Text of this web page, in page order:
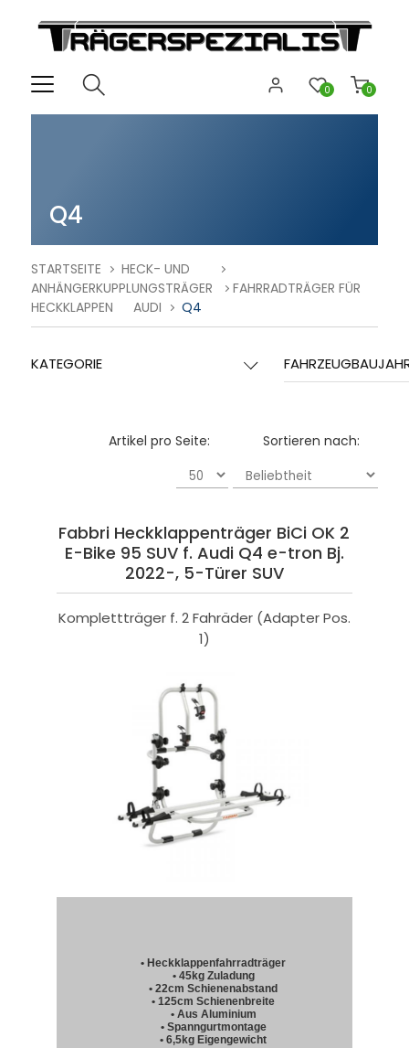
0
0
Q4
STARTSEITE
HECK- UND
ANHÄNGERKUPPLUNGSTRÄGER
FAHRRADTRÄGER FÜR
HECKKLAPPEN
AUDI Q4
KATEGORIE
Sortieren nach:
Artikel pro Seite:
Fabbri Heckklappenträger BiCi OK 2
E-Bike 95 SUV f. Audi Q4 e-tron Bj.
2022-, 5-Türer SUV
Komplettträger f. 2 Fahräder (Adapter Pos.
1)
• Heckklappenfahrradträger
• 45kg Zuladung
• 22cm Schienenabstand
• 125cm Schienenbreite
• Aus Aluminium
• Spanngurtmontage
• 6,5kg Eigengewicht